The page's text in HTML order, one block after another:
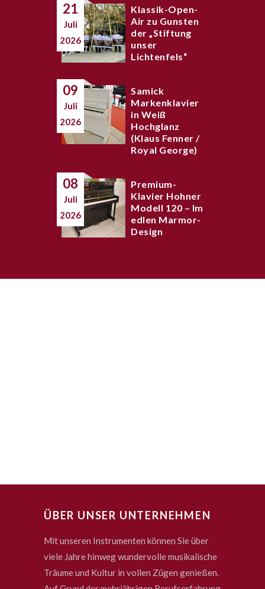
21
Juli
2026
Klassik-Open-
Air zu Gunsten
der „Stiftung
unser
Lichtenfels“
09
Juli
2026
Samick
Markenklavier
in Weiß
Hochglanz
(Klaus Fenner /
Royal George)
08
Juli
2026
Premium-
Klavier Hohner
Modell 120 – Im
edlen Marmor-
Design
ÜBER UNSER UNTERNEHMEN
Mit unseren Instrumenten können Sie über
viele Jahre hinweg wundervolle musikalische
Träume und Kultur in vollen Zügen genießen.